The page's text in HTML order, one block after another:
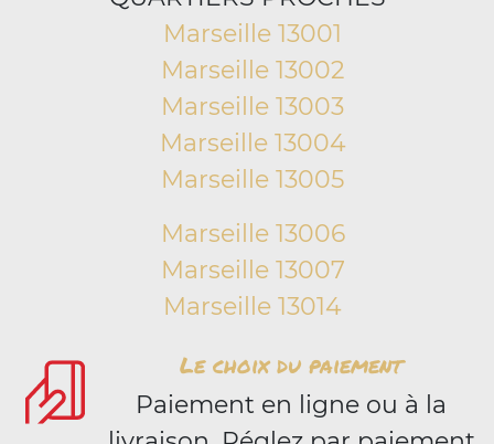
Marseille 13001
Marseille 13002
Marseille 13003
Marseille 13004
Marseille 13005
Marseille 13006
Marseille 13007
Marseille 13014
Le choix du paiement
Paiement en ligne ou à la